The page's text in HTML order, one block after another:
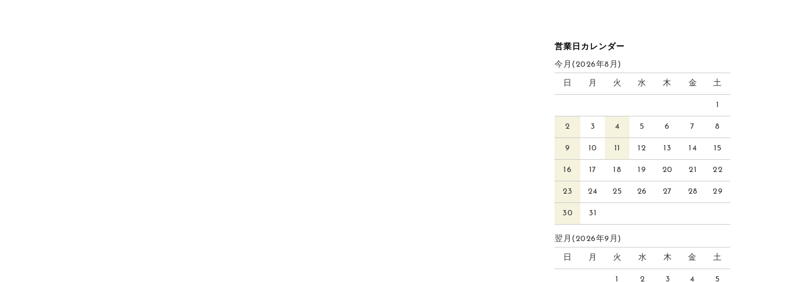
営業日カレンダー
今月(2026年8月)
日 月 火 水 木 金 土
1
2 3 4 5 6 7 8
9 10 11 12 13 14 15
16 17 18 19 20 21 22
23 24 25 26 27 28 29
30 31
翌月(2026年9月)
日 月 火 水 木 金 土
1 2 3 4 5